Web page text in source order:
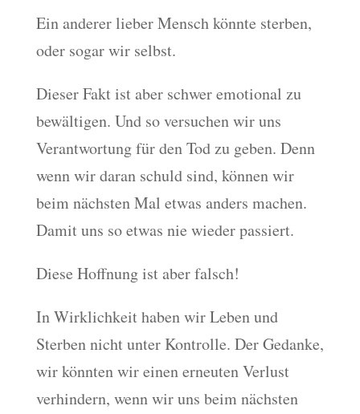
Ein anderer lieber Mensch könnte sterben,
oder sogar wir selbst.
Dieser Fakt ist aber schwer emotional zu
bewältigen. Und so versuchen wir uns
Verantwortung für den Tod zu geben. Denn
wenn wir daran schuld sind, können wir
beim nächsten Mal etwas anders machen.
Damit uns so etwas nie wieder passiert.
Diese Hoffnung ist aber falsch!
In Wirklichkeit haben wir Leben und
Sterben nicht unter Kontrolle. Der Gedanke,
wir könnten wir einen erneuten Verlust
verhindern, wenn wir uns beim nächsten